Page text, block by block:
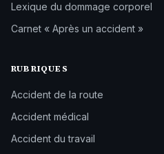
Lexique du dommage corporel
Carnet « Après un accident »
RUBRIQUES
Accident de la route
Accident médical
Accident du travail